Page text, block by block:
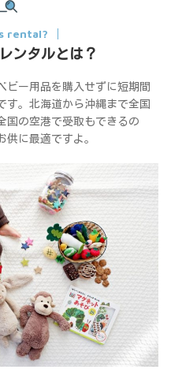
rental?
ンタルとは？
ビー用品を購入せずに短期間
す。北海道から沖縄まで全国
国の空港で受取もできるの
に最適ですよ。